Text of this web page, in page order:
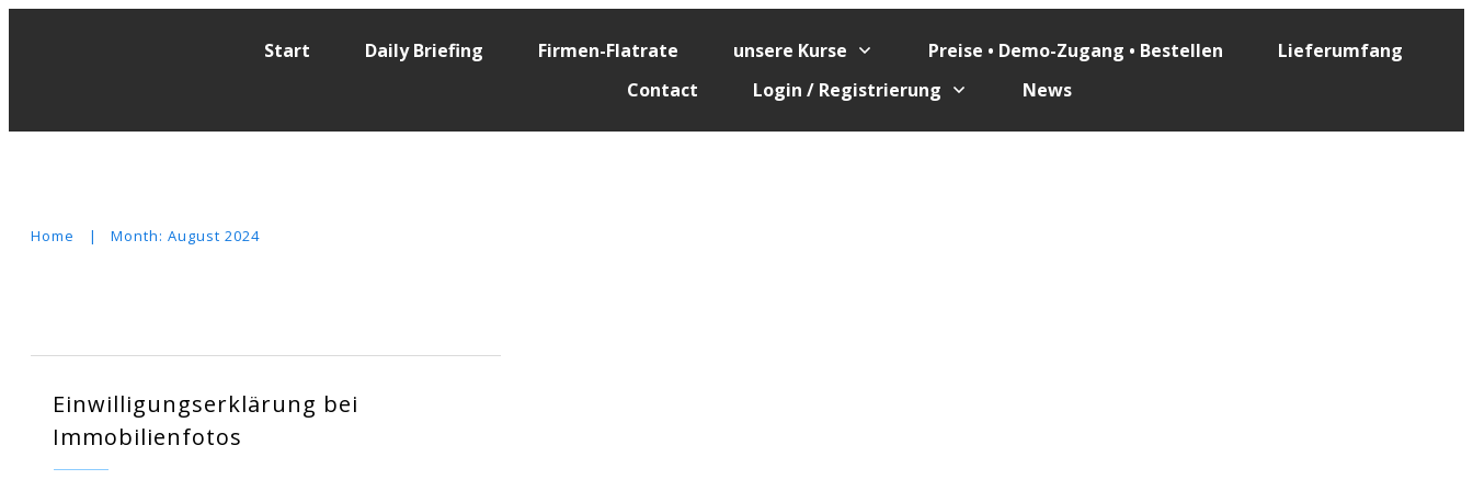
Start Daily Briefing Firmen-Flatrate unsere Kurse Preise • Demo-Zugang • Bestellen
Lieferumfang
Contact
Login / Registrierung News
Home | Month: August 2024
Einwilligungserklärung bei
Immobilienfotos